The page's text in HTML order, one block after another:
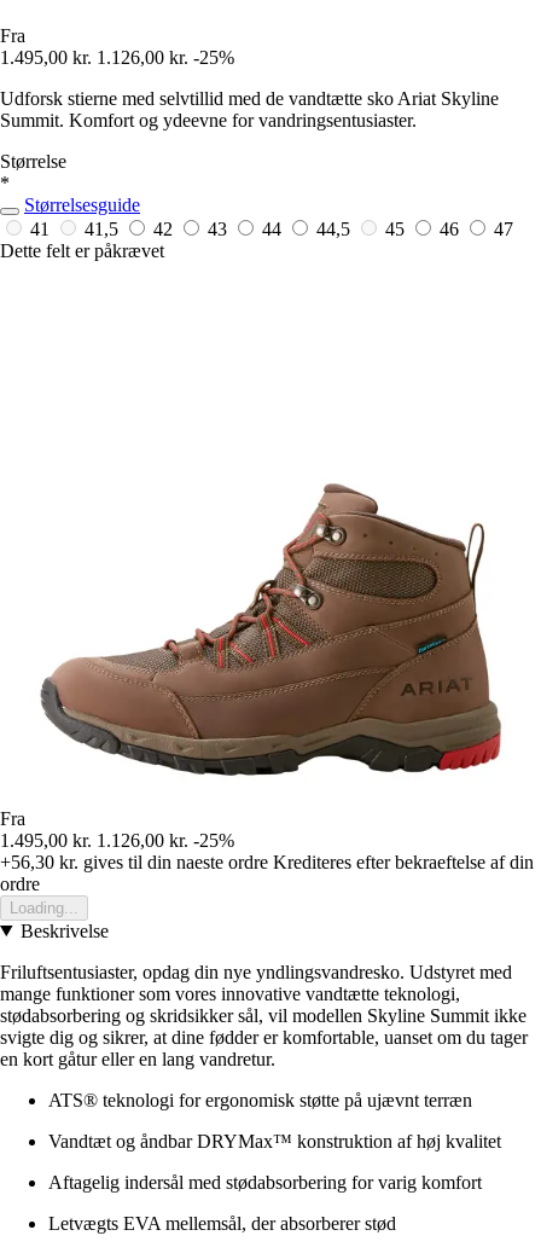
Fra
1.495,00 kr. 1.126,00 kr. -25%
Udforsk stierne med selvtillid med de vandtætte sko Ariat Skyline
Summit. Komfort og ydeevne for vandringsentusiaster.
Størrelse
*
Størrelsesguide
41
41,5 42 43 44 44,5 45 46
47
Dette felt er påkrævet
Fra
1.495,00 kr. 1.126,00 kr. -25%
+56,30 kr. gives til din naeste ordre Krediteres efter bekraeftelse af din
ordre
Loading...
Beskrivelse
Friluftsentusiaster, opdag din nye yndlingsvandresko. Udstyret med
mange funktioner som vores innovative vandtætte teknologi,
stødabsorbering og skridsikker sål, vil modellen Skyline Summit ikke
svigte dig og sikrer, at dine fødder er komfortable, uanset om du tager
en kort gåtur eller en lang vandretur.
ATS® teknologi for ergonomisk støtte på ujævnt terræn
Vandtæt og åndbar DRYMax™ konstruktion af høj kvalitet
Aftagelig indersål med stødabsorbering for varig komfort
Letvægts EVA mellemsål, der absorberer stød